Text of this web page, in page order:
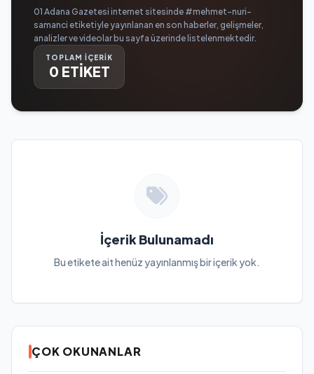
01 Adana Gazetesi internet sitesinde #mehmet-nuri-
samanci etiketiyle yayınlanan en son haberler, gelişmeler,
analizler ve videolar bu sayfa üzerinde listelenmektedir.
TOPLAM İÇERİK
0 ETİKET
İçerik Bulunamadı
Bu etikete ait henüz yayınlanmış bir içerik yok.
ÇOK OKUNANLAR